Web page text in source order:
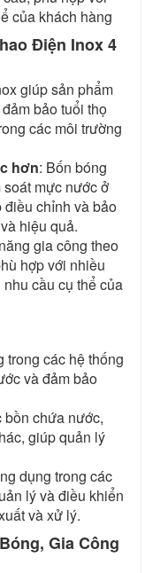
của khách hàng
Điện Inox 4
giúp sản phẩm
bảo tuổi thọ
các môi trường
hơn: Bốn bóng
mực nước ở
chỉnh và bảo
hiệu quả.
gia công theo
hợp với nhiều
cầu cụ thể của
trong các hệ thống
và đảm bảo
bồn chứa nước,
giúp quản lý
dụng trong các
lý và điều khiển
và xử lý.
Gia Công